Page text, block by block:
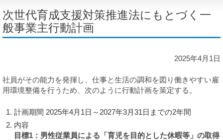
次世代育成支援対策推進法にもとづく一
般事業主行動計画
2025年4月1日
社員がその能力を発揮し、仕事と生活の調和を図り働きやすい雇
用環境整備を行うため、次のように行動計画を策定する。
計画期間 2025年4月1日～2027年3月31日までの2年間
内容
目標1：男性従業員による「育児を目的とした休暇等」の取得